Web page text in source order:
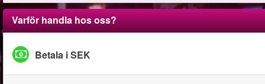
Varför handla hos oss?
Betala i SEK